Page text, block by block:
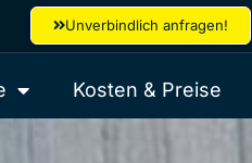
Unverbindlich anfragen!
Kosten & Preise